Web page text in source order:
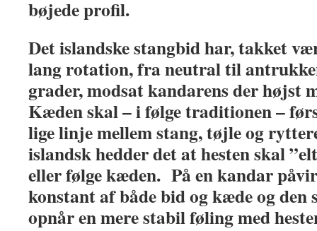
bøjede profil.
Det islandske stangbid har, takket
lang rotation, fra neutral til
grader, modsat kandarens der højst
Kæden skal – i følge traditionen –
lige linje mellem stang, tøjle og
islandsk hedder det at hesten skal
eller følge kæden. På en kandar
konstant af både bid og kæde og den
opnår en mere stabil føling med